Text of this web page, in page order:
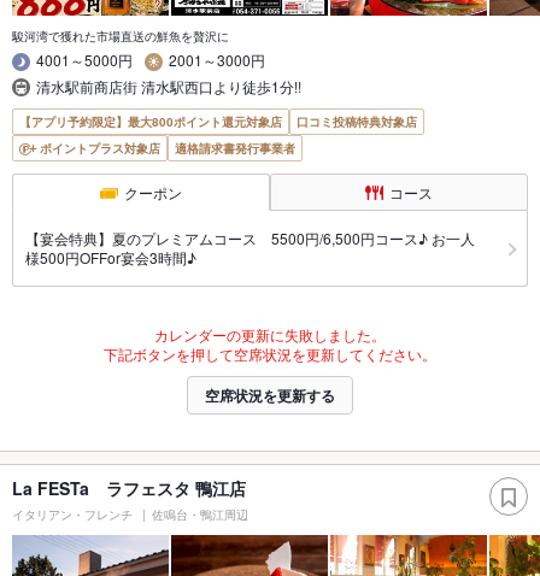
駿河湾で獲れた市場直送の鮮魚を贅沢に
4001～5000円
2001～3000円
清水駅前商店街 清水駅西口より徒歩1分!!
【アプリ予約限定】最大800ポイント還元対象店
口コミ投稿特典対象店
ポイントプラス対象店
適格請求書発行事業者
クーポン コース
【宴会特典】夏のプレミアムコース 5500円/6,500円コース♪ お一人
様500円OFFor宴会3時間♪
カレンダーの更新に失敗しました。
下記ボタンを押して空席状況を更新してください。
空席状況を更新する
La FESTa ラフェスタ 鴨江店
イタリアン・フレンチ 佐鳴台・鴨江周辺